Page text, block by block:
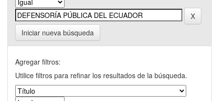
Iniciar nueva búsqueda
Agregar filtros:
Utilice filtros para refinar los resultados de la búsqueda.